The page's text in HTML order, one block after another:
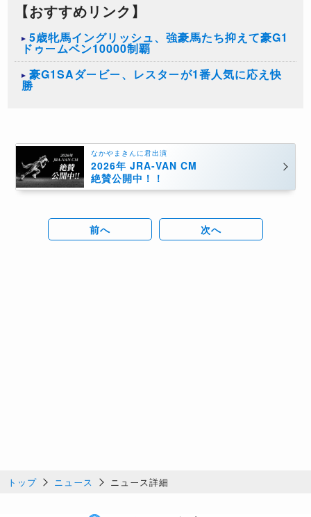
【おすすめリンク】
5歳牝馬イングリッシュ、強豪馬たち抑えて豪G1
ドゥームベン10000制覇
豪G1SAダービー、レスターが1番人気に応え快
勝
なかやまきんに君出演
2026年 JRA-VAN CM
絶賛公開中！！
前へ 次へ
トップ ニュース ニュース詳細